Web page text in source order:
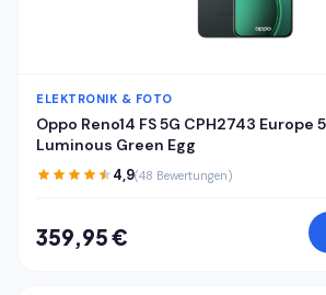
ELEKTRONIK & FOTO
Oppo Reno14 FS 5G CPH2743 Europe
Luminous Green Egg
4,9(48 Bewertungen)
359,95 €